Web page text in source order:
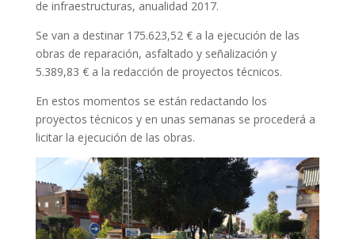
de infraestructuras, anualidad 2017.
Se van a destinar 175.623,52 € a la ejecución de las
obras de reparación, asfaltado y señalización y
5.389,83 € a la redacción de proyectos técnicos.
En estos momentos se están redactando los
proyectos técnicos y en unas semanas se procederá a
licitar la ejecución de las obras.